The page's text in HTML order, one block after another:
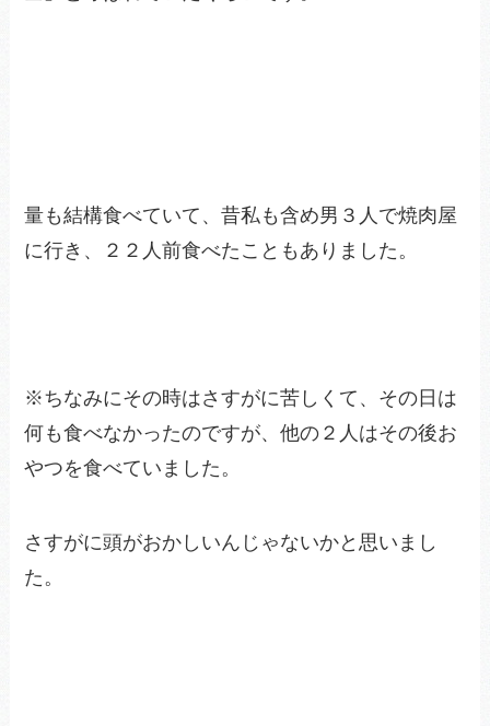
量も結構食べていて、昔私も含め男３人で焼肉屋
に行き、２２人前食べたこともありました。
※ちなみにその時はさすがに苦しくて、その日は
何も食べなかったのですが、他の２人はその後お
やつを食べていました。
さすがに頭がおかしいんじゃないかと思いまし
た。